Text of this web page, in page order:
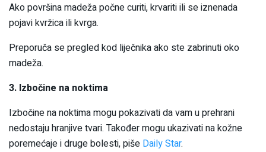
Ako površina madeža počne curiti, krvariti ili se iznenada
pojavi kvržica ili kvrga.
Preporuča se pregled kod liječnika ako ste zabrinuti oko
madeža.
3. Izbočine na noktima
Izbočine na noktima mogu pokazivati da vam u prehrani
nedostaju hranjive tvari. Također mogu ukazivati na kožne
poremećaje i druge bolesti, piše Daily Star.